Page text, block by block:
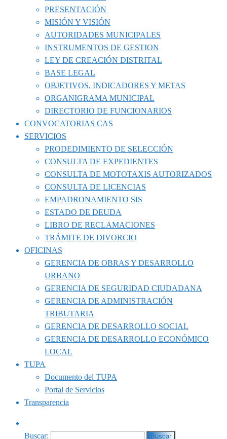
PRESENTACIÓN
MISIÓN Y VISIÓN
AUTORIDADES MUNICIPALES
INSTRUMENTOS DE GESTION
LEY DE CREACIÓN DISTRITAL
BASE LEGAL
OBJETIVOS, INDICADORES Y METAS
ORGANIGRAMA MUNICIPAL
DIRECTORIO DE FUNCIONARIOS
CONVOCATORIAS CAS
SERVICIOS
PRODEDIMIENTO DE SELECCIÓN
CONSULTA DE EXPEDIENTES
CONSULTA DE MOTOTAXIS AUTORIZADOS
CONSULTA DE LICENCIAS
EMPADRONAMIENTO SIS
ESTADO DE DEUDA
LIBRO DE RECLAMACIONES
TRÁMITE DE DIVORCIO
OFICINAS
GERENCIA DE OBRAS Y DESARROLLO
URBANO
GERENCIA DE SEGURIDAD CIUDADANA
GERENCIA DE ADMINISTRACIÓN
TRIBUTARIA
GERENCIA DE DESARROLLO SOCIAL
GERENCIA DE DESARROLLO ECONÓMICO
LOCAL
TUPA
Documento del TUPA
Portal de Servicios
Transparencia
Buscar: